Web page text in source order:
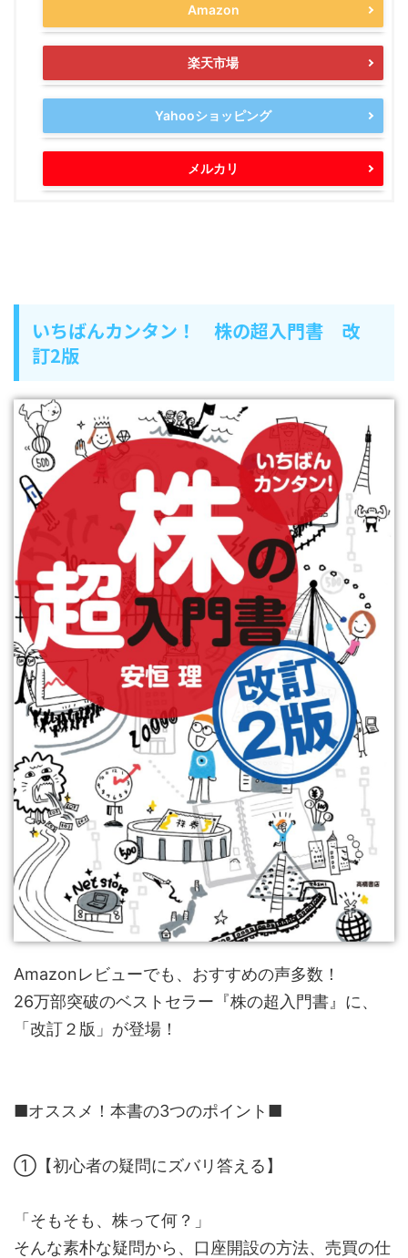
Amazon
楽天市場
Yahooショッピング
メルカリ
いちばんカンタン！ 株の超入門書 改
訂2版
Amazonレビューでも、おすすめの声多数！
26万部突破のベストセラー『株の超入門書』に、
「改訂２版」が登場！
■オススメ！本書の3つのポイント■
①【初心者の疑問にズバリ答える】
「そもそも、株って何？」
そんな素朴な疑問から、口座開設の方法、売買の仕